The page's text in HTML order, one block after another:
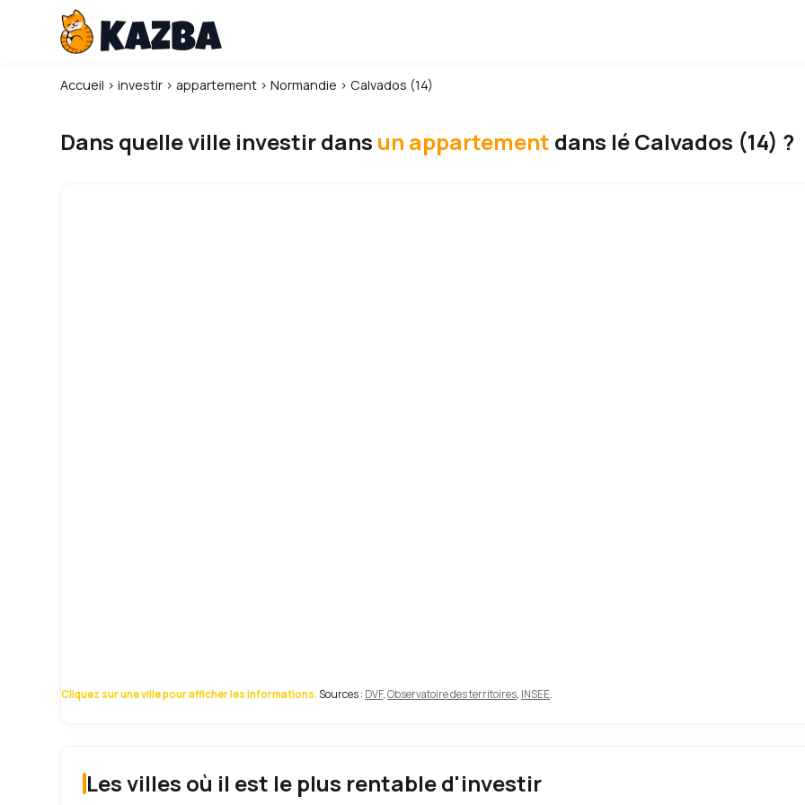
Accueil ›investir › appartement ›Normandie ›Calvados (14)
Dans quelle ville investir dans un appartement dans lé Calvados (14) ?
Cliquez sur une ville pour afficher les informations. Sources : DVF,Observatoire des territoires, INSEE.
Les villes où il est le plus rentable d'investir